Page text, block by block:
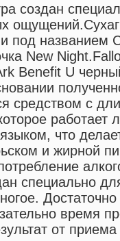
создан
и под
New
Benefit U
средством с
что
и жирной
специально
Достаточно
время
от